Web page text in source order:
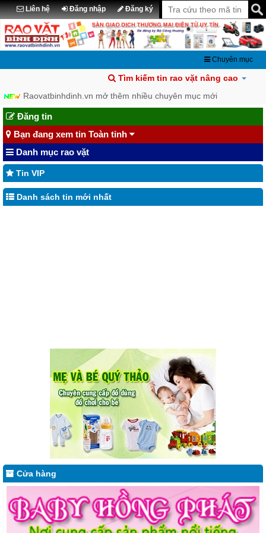
Liên hệ Đăng nhập Đăng ký
Chuyên mục
Tìm kiếm tin rao vặt nâng cao
Raovatbinhdinh.vn mở thêm nhiều chuyên mục mới
Đăng tin
Bạn đang xem tin Toàn tỉnh
Danh mục rao vặt
Tin VIP
Danh sách tin mới nhất
Cửa hàng
hàng đầu cho mẹ và bé